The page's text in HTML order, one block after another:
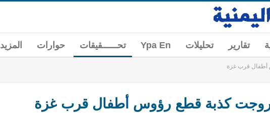
تقارير تحليلات Ypa En تحــــــقيقات حوارات المزيد
أطفال قرب غزة
روجت كذبة قطع رؤوس أطفال قرب غزة